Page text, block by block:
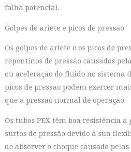
falha potencial.
Golpes de ariete e picos de pressão
Os golpes de ariete e os picos de
repentinos de pressão causados
ou aceleração do fluido no sistema
picos de pressão podem exercer
que a pressão normal de operação.
Os tubos PEX têm boa resistência a
surtos de pressão devido à sua
de absorver o choque causado